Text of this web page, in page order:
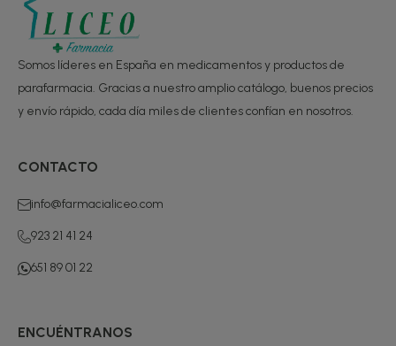
Somos líderes en España en medicamentos y productos de
parafarmacia. Gracias a nuestro amplio catálogo, buenos precios
y envío rápido, cada día miles de clientes confían en nosotros.
CONTACTO
info@farmacialiceo.com
923 21 41 24
651 89 01 22
ENCUÉNTRANOS